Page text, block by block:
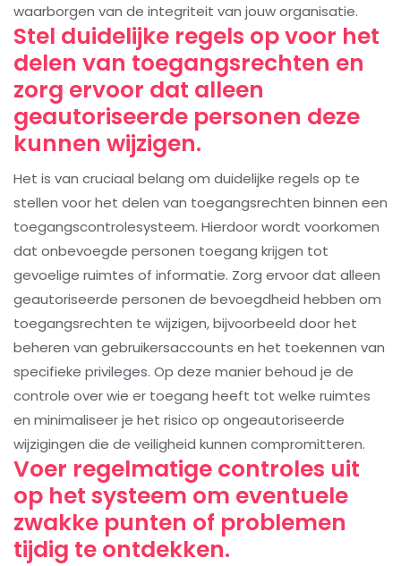
waarborgen van de integriteit van jouw organisatie.
Stel duidelijke regels op voor het
delen van toegangsrechten en
zorg ervoor dat alleen
geautoriseerde personen deze
kunnen wijzigen.
Het is van cruciaal belang om duidelijke regels op te
stellen voor het delen van toegangsrechten binnen een
toegangscontrolesysteem. Hierdoor wordt voorkomen
dat onbevoegde personen toegang krijgen tot
gevoelige ruimtes of informatie. Zorg ervoor dat alleen
geautoriseerde personen de bevoegdheid hebben om
toegangsrechten te wijzigen, bijvoorbeeld door het
beheren van gebruikersaccounts en het toekennen van
specifieke privileges. Op deze manier behoud je de
controle over wie er toegang heeft tot welke ruimtes
en minimaliseer je het risico op ongeautoriseerde
wijzigingen die de veiligheid kunnen compromitteren.
Voer regelmatige controles uit
op het systeem om eventuele
zwakke punten of problemen
tijdig te ontdekken.